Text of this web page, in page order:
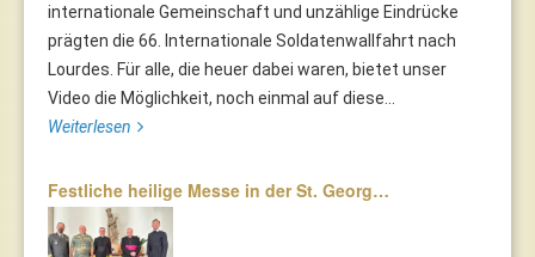
internationale Gemeinschaft und unzählige Eindrücke
prägten die 66. Internationale Soldatenwallfahrt nach
Lourdes. Für alle, die heuer dabei waren, bietet unser
Video die Möglichkeit, noch einmal auf diese...
Weiterlesen
Festliche heilige Messe in der St. Georg…